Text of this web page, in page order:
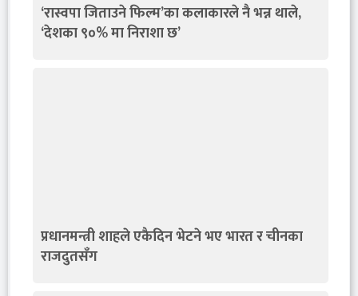
‘रास्वपा जिताउने फिल्म’का कलाकारले नै भन्न थाले,
‘देशका ९०% मा निराशा छ’
प्रधानमन्त्री शाहले एकैदिन भेटने भए भारत र चीनका
राजदुतसँग